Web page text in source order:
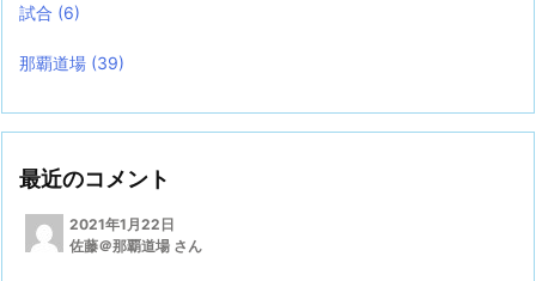
試合 (6)
那覇道場 (39)
最近のコメント
2021年1月22日
佐藤＠那覇道場 さん